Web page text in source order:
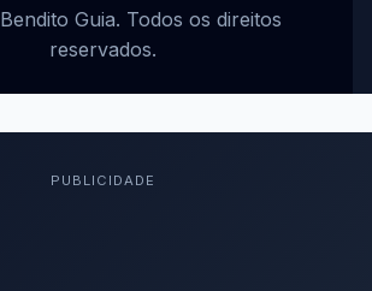
Guia. Todos os direitos
reservados.